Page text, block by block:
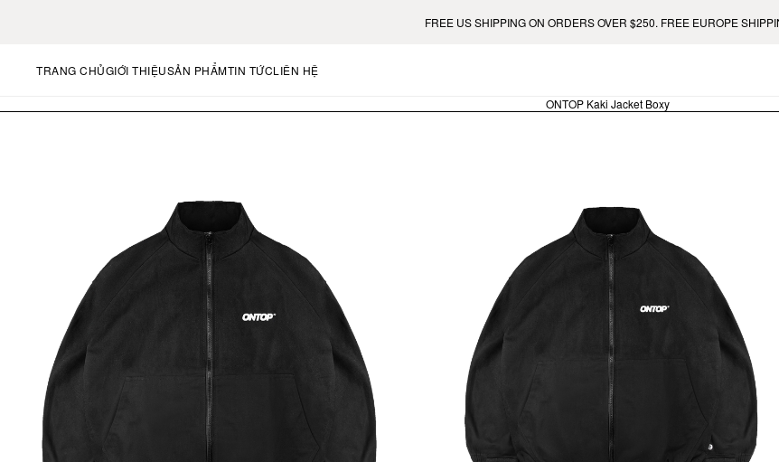
FREE US SHIPPING ON ORDERS OVER $250. FREE EUROPE SHIPPING ON ORDERS OVER €400.
TRANG CHỦGIỚI THIỆUSẢN PHẨMTIN TỨCLIÊN HỆ
ONTOP Kaki Jacket Boxy